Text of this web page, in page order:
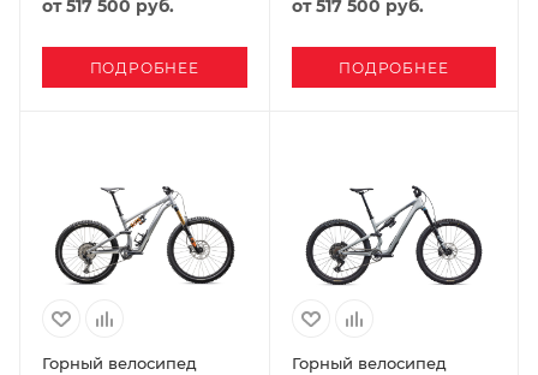
Rose Tint
от517 500 руб.
ПОДРОБНЕЕ
от517 500 руб.
ПОДРОБНЕЕ
Горный велосипед
Горный велосипед